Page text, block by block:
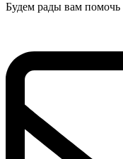
Будем рады вам помочь